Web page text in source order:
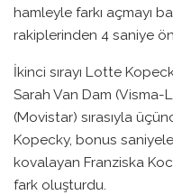
hamleyle farkı açmayı
rakiplerinden 4 saniye
İkinci sırayı Lotte
Sarah Van Dam
(Movistar) sırasıyla
Kopecky, bonus
kovalayan Franziska
fark oluşturdu.